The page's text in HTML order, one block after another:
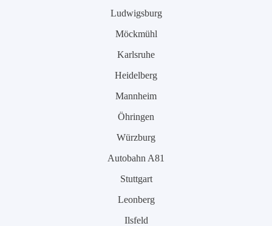
Ludwigsburg
Möckmühl
Karlsruhe
Heidelberg
Mannheim
Öhringen
Würzburg
Autobahn A81
Stuttgart
Leonberg
Ilsfeld